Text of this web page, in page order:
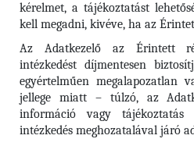
kérelmet, a tájékoztatást
kell megadni, kivéve, ha az
Az Adatkezelő az Érintett
intézkedést díjmentesen
egyértelműen megalapozatlan
jellege miatt – túlzó, az
információ vagy
intézkedés meghozatalával járó